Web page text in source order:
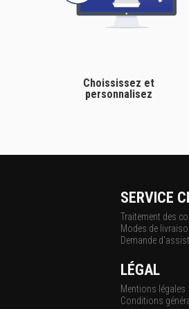
Choississez et
personnalisez
SERVICE
Traitement des
Modes de
Demande
LÉGAL
Mentions légales
Conditions